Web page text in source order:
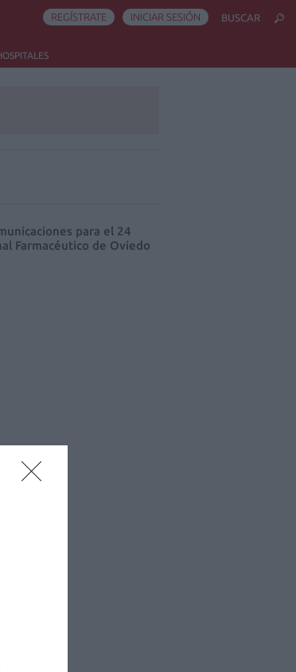
REGÍSTRATE INICIAR SESIÓN BUSCAR
para el 24
Farmacéutico de Oviedo